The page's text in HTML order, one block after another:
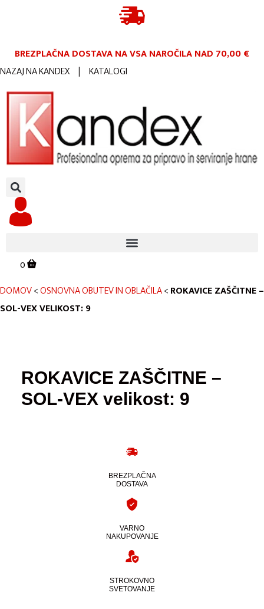
BREZPLAČNA DOSTAVA NA VSA NAROČILANAD 70,00 €
NAZAJ NA KANDEX | KATALOGI
0
DOMOV<OSNOVNA OBUTEV IN OBLAČILA<ROKAVICE ZAŠČITNE –
SOL-VEX VELIKOST: 9
ROKAVICE ZAŠČITNE –
SOL-VEX velikost: 9
BREZPLAČNA
DOSTAVA
VARNO
NAKUPOVANJE
STROKOVNO
SVETOVANJE